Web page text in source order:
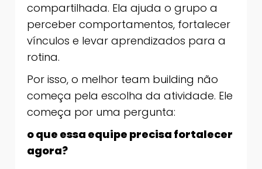
compartilhada. Ela ajuda o grupo a
perceber comportamentos, fortalecer
vínculos e levar aprendizados para a
rotina.
Por isso, o melhor team building não
começa pela escolha da atividade. Ele
começa por uma pergunta:
o que essa equipe precisa fortalecer
agora?